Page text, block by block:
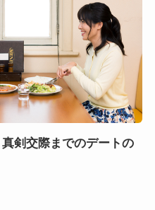
剣交際までのデートの